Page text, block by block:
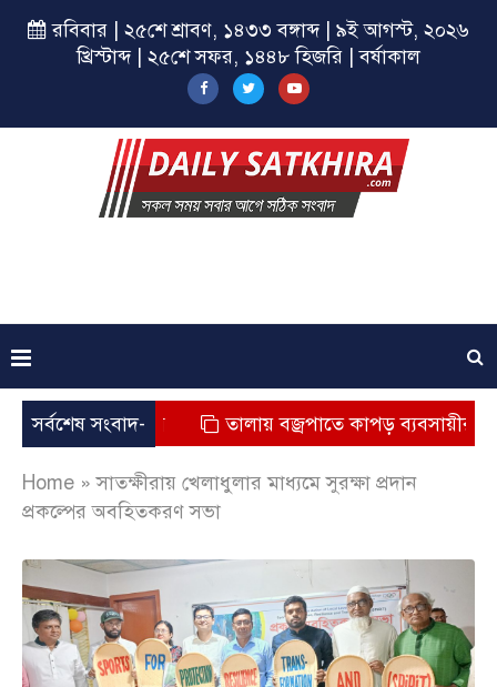
রবিবার | ২৫শে শ্রাবণ, ১৪৩৩ বঙ্গাব্দ | ৯ই আগস্ট, ২০২৬
খ্রিস্টাব্দ | ২৫শে সফর, ১৪৪৮ হিজরি | বর্ষাকাল
সর্বশেষ সংবাদ-
অভিযোগ তালায় বজ্রপাতে কাপড় ব্যবসায়ীর মৃত্যু
Home »সাতক্ষীরায় খেলাধুলার মাধ্যমে সুরক্ষা প্রদান
প্রকল্পের অবহিতকরণ সভা